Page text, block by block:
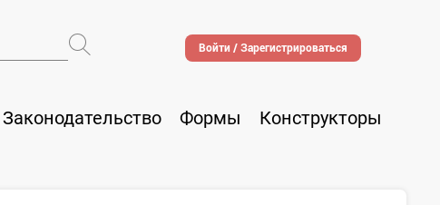
Войти / Зарегистрироваться
Законодательство Формы
Конструкторы